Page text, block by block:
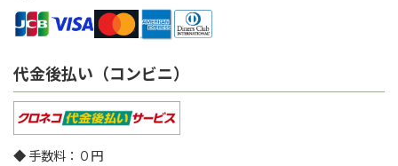
代金後払い（コンビニ）
◆ 手数料：０円